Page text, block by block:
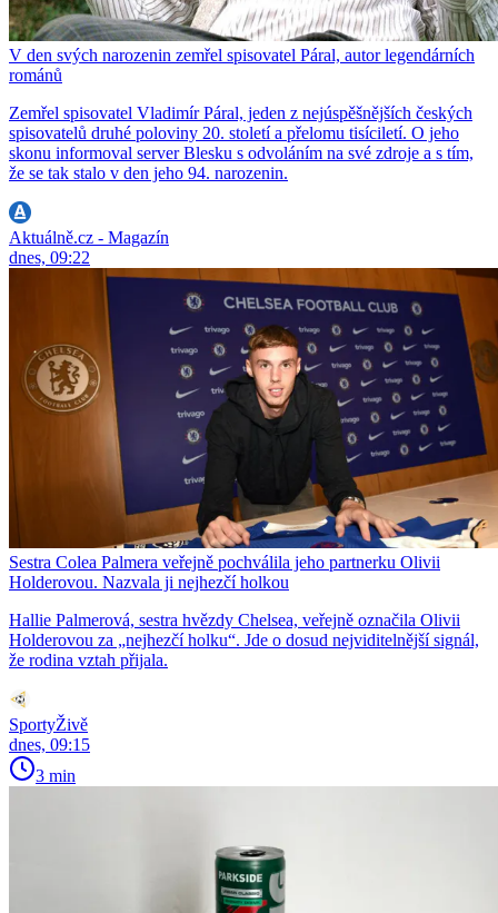
V den svých narozenin zemřel spisovatel Páral, autor legendárních
románů
Zemřel spisovatel Vladimír Páral, jeden z nejúspěšnějších českých
spisovatelů druhé poloviny 20. století a přelomu tisíciletí. O jeho
skonu informoval server Blesku s odvoláním na své zdroje a s tím,
že se tak stalo v den jeho 94. narozenin.
Aktuálně.cz - Magazín
dnes, 09:22
Sestra Colea Palmera veřejně pochválila jeho partnerku Olivii
Holderovou. Nazvala ji nejhezčí holkou
Hallie Palmerová, sestra hvězdy Chelsea, veřejně označila Olivii
Holderovou za „nejhezčí holku“. Jde o dosud nejviditelnější signál,
že rodina vztah přijala.
SportyŽivě
dnes, 09:15
3 min